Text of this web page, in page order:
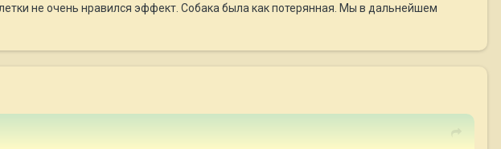
не очень нравился эффект. Собака была как потерянная. Мы в дальнейшем